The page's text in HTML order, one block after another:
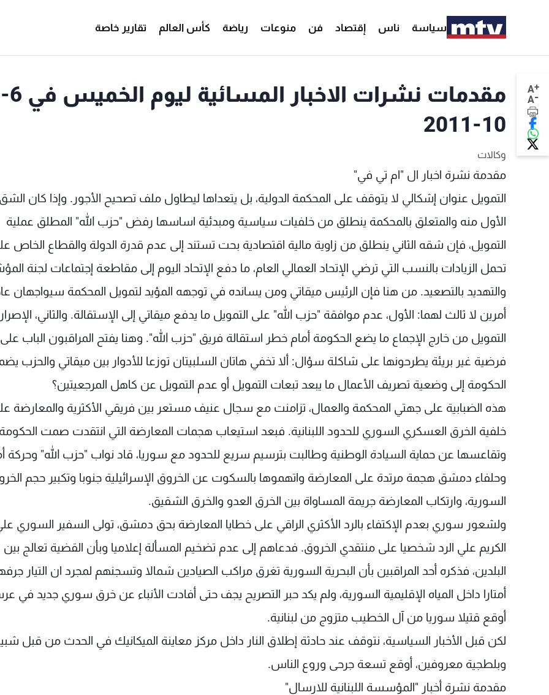
سياسة ناس إقتصاد فن منوعات رياضة كأس العالم تقارير خاصة
A+
A-
مقدمات نشرات الاخبار المسائية ليوم الخميس في 6-
10-2011
وكالات
مقدمة نشرة اخبار ال "ام تي في"
التمويل عنوان إشكالي لا يتوقف على المحكمة الدولية، بل يتعداها ليطاول ملف تصحيح الأجور. وإذا كان الشق
الأول منه والمتعلق بالمحكمة ينطلق من خلفيات سياسية ومبدئية اساسها رفض "حزب الله" المطلق عملية
التمويل، فإن شقه الثاني ينطلق من زاوية مالية اقتصادية بحت تستند إلى عدم قدرة الدولة والقطاع الخاص
تحمل الزيادات بالنسب التي ترضي الإتحاد العمالي العام، ما دفع الإتحاد اليوم إلى مقاطعة إجتماعات لجنة
والتهديد بالتصعيد. من هنا فإن الرئيس ميقاتي ومن يسانده في توجهه المؤيد لتمويل المحكمة سيواجهان
أمرين لا ثالث لهما: الأول، عدم موافقة "حزب الله" على التمويل ما يدفع ميقاتي إلى الإستقالة. والثاني،
التمويل من خارج الإجماع ما يضع الحكومة أمام خطر استقالة فريق "حزب الله". وهنا يفتح المراقبون الباب على
فرضية غير بريئة يطرحونها على شاكلة سؤال: ألا تخفي هاتان السلبيتان توزعا للأدوار بين ميقاتي والحزب
الحكومة إلى وضعية تصريف الأعمال ما يبعد تبعات التمويل أو عدم التمويل عن كاهل المرجعيتين؟
هذه الضبابية على جهتي المحكمة والعمال، تزامنت مع سجال عنيف مستعر بين فريقي الأكثرية والمعارضة
خلفية الخرق العسكري السوري للحدود اللبنانية. فبعد استيعاب هجمات المعارضة التي انتقدت صمت الحكومة
وتقاعسها عن حماية السيادة الوطنية وطالبت بترسيم سريع للحدود مع سوريا، قاد نواب "حزب الله" وحركة
وحلفاء دمشق هجمة مرتدة على المعارضة واتهموها بالسكوت عن الخروق الإسرائيلية جنوبا وتكبير حجم
السورية، وارتكاب المعارضة جريمة المساواة بين الخرق العدو والخرق الشقيق.
ولشعور سوري بعدم الإكتفاء بالرد الأكثري الراقي على خطايا المعارضة بحق دمشق، تولى السفير السوري
الكريم علي الرد شخصيا على منتقدي الخروق. فدعاهم إلى عدم تضخيم المسألة إعلاميا وبأن القضية تعالج بين
البلدين، فذكره أحد المراقبين بأن البحرية السورية تغرق مراكب الصيادين شمالا وتسجنهم لمجرد ان التيار
أمتارا داخل المياه الإقليمية السورية، ولم يكد حبر التصريح يجف حتى أفادت الأنباء عن خرق سوري جديد في
أوقع قتيلا سوريا من آل الخطيب متزوج من لبنانية.
لكن قبل الأخبار السياسية، نتوقف عند حادثة إطلاق النار داخل مركز معاينة الميكانيك في الحدث من قبل
وبلطجية معروفين، أوقع تسعة جرحى وروع الناس.
مقدمة نشرة أخبار "المؤسسة اللبنانية للارسال"